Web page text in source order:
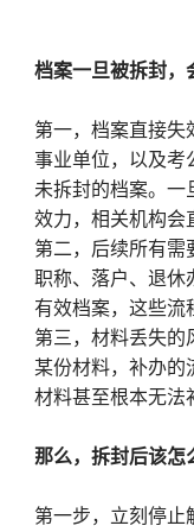
档案一旦被拆封，
第一，档案直接失
事业单位，以及考
未拆封的档案。一
效力，相关机构会
第二，后续所有需
职称、落户、退休
有效档案，这些流
第三，材料丢失的
某份材料，补办的
材料甚至根本无法
那么，拆封后该怎
第一步，立刻停止